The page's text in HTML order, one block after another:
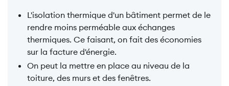
L'isolation thermique d'un bâtiment permet de le
rendre moins perméable aux échanges
thermiques. Ce faisant, on fait des économies
sur la facture d'énergie.
On peut la mettre en place au niveau de la
toiture, des murs et des fenêtres.